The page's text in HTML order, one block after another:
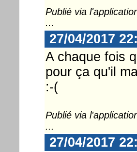
Publié via
...
27/04/2017
A chaque fois
pour ça qu'il
:-(
Publié via
...
27/04/2017